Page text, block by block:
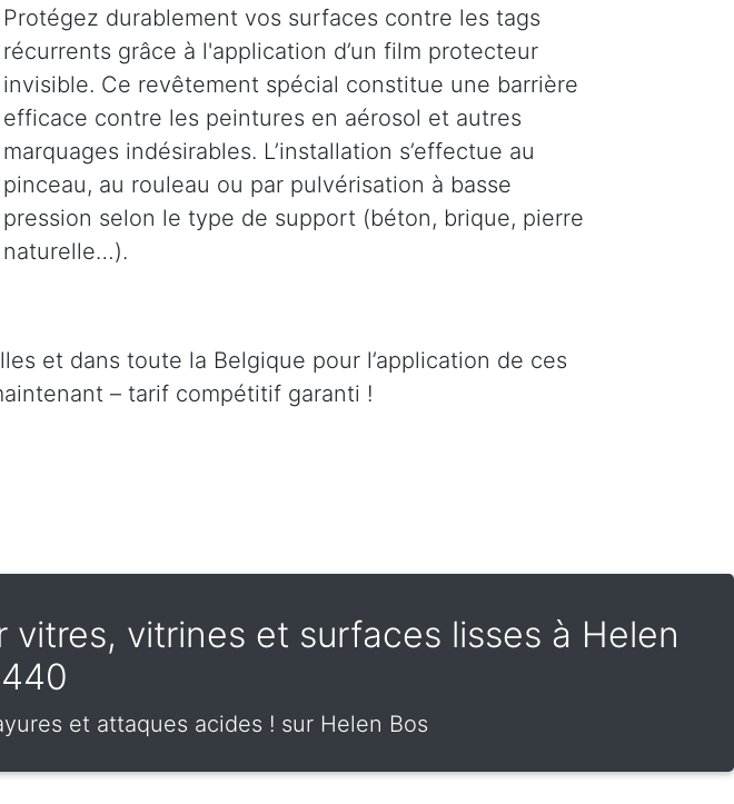
Protégez durablement vos surfaces contre les tags
récurrents grâce à l'application d’un film protecteur
invisible. Ce revêtement spécial constitue une barrière
efficace contre les peintures en aérosol et autres
marquages indésirables. L’installation s’effectue au
pinceau, au rouleau ou par pulvérisation à basse
pression selon le type de support (béton, brique, pierre
naturelle…).
et dans toute la Belgique pour l’application de ces
– tarif compétitif garanti !
vitrines et surfaces lisses à Helen
et attaques acides ! sur Helen Bos